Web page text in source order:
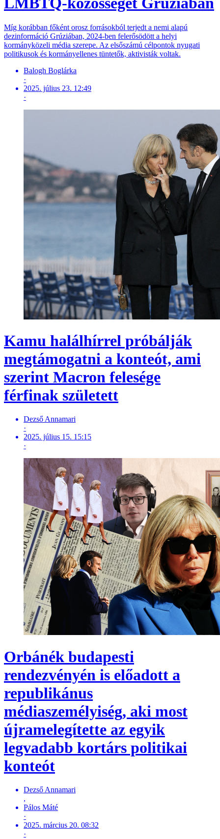
Míg korábban főként orosz forrásokból terjedt a nemi alapú
dezinformáció Grúziában, 2024-ben felerősödött a helyi
kormányközeli média szerepe. Az elsőszámú célpontok nyugati
politikusok és kormányellenes tüntetők, aktivisták voltak.
Balogh Boglárka
·
2025. július 23. 12:49
·
Kamu halálhírrel próbálják
megtámogatni a konteót, ami
szerint Macron felesége
férfinak született
Dezső Annamari
·
2025. július 15. 15:15
·
Orbánék budapesti
rendezvényén is előadott a
republikánus
médiaszemélyiség, aki most
újramelegítette az egyik
legvadabb kortárs politikai
konteót
Dezső Annamari
,
Pálos Máté
·
2025. március 20. 08:32
·